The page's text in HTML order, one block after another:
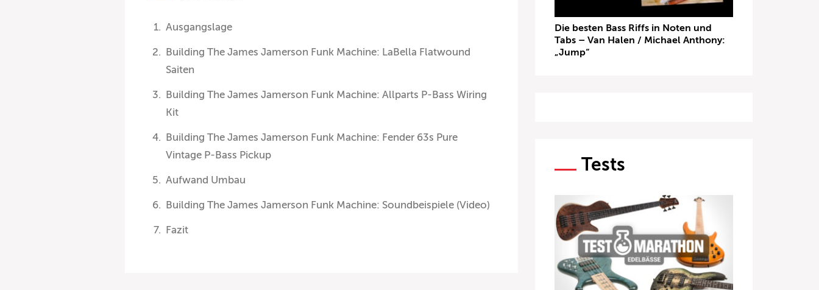
Ausgangslage
Building The James Jamerson Funk Machine: LaBella Flatwound
Saiten
Building The James Jamerson Funk Machine: Allparts P-Bass Wiring
Kit
Building The James Jamerson Funk Machine: Fender 63s Pure
Vintage P-Bass Pickup
Aufwand Umbau
Building The James Jamerson Funk Machine: Soundbeispiele (Video)
Fazit
Die besten Bass Riffs in Noten und
Tabs – Van Halen / Michael Anthony:
„Jump“
Tests